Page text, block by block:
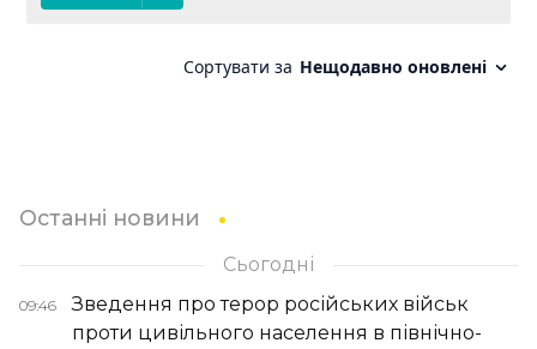
Останні новини
Сьогодні
09:46
Зведення про терор російських військ
проти цивільного населення в північно-